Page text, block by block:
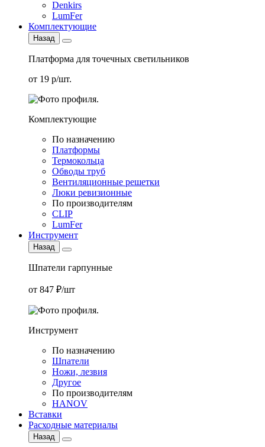
Denkirs
LumFer
Комплектующие
Назад
Платформа для точечных светильников
от 19 р/шт.
Комплектующие
По назначению
Платформы
Термокольца
Обводы труб
Вентиляционные решетки
Люки ревизионные
По производителям
CLIP
LumFer
Инструмент
Назад
Шпатели гарпунные
от 847 ₽/шт
Инструмент
По назначению
Шпатели
Ножи, лезвия
Другое
По производителям
HANOV
Вставки
Расходные материалы
Назад